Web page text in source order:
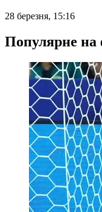
28 березня, 15:16
Популярне на